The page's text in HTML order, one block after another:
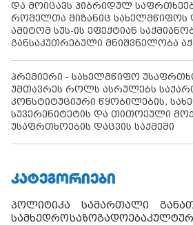
და მოიცავს ჰიბრიდულ
რომელთა მიზანიც სახელმწიფოს
ამიტომ სუს-ის ეფექტიან
განსაკუთრებული მნიშვნელობა
პრემიერი - სახელმწიფო
უმთავრეს როლს ასრულებს
კონსტიტუციური წყობილების,
სუვერენიტეტის და თითოეული
უსაფრთხოების დაცვის საქმეში
ᲙᲐᲢᲔᲒᲝᲠᲘᲔᲑᲘ
პოლიტიკა სამართალი
სამხედროსაზოგადოება